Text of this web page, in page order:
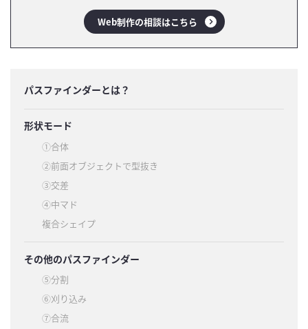
Web制作の相談はこちら
パスファインダーとは？
形状モード
①合体
②前面オブジェクトで型抜き
③交差
④中マド
複合シェイプ
その他のパスファインダー
⑤分割
⑥刈り込み
⑦合流